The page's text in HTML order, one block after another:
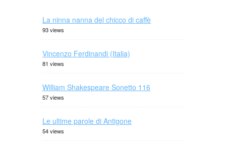
La ninna nanna del chicco di caffè
93 views
Vincenzo Ferdinandi (Italia)
81 views
William Shakespeare Sonetto 116
57 views
Le ultime parole di Antigone
54 views